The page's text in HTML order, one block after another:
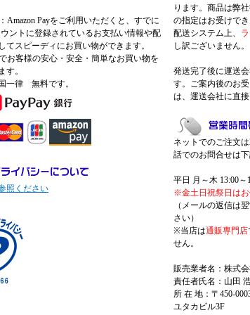
Amazon Payをご利用いただくと、すでに
ウントに登録されているお支払い情報や配
てスピーディにお買い物ができます。
お客様の安心・安全・簡単なお買い物を
す。
一律 無料です。
照ください
ります。商品は弊
の指定はお受けでき
配送システム上、
し訳ございません。
発送完了後に運送
す。ご案内後のお
は、運送会社に直接
ネットでのご注文
話でのお問合せは
平日 月～木 13:00～
※金土日祝祭日はお
（メールの返信は
さい）
※当店は通販専門店
せん。
販売業者名：株式
責任者氏名：山田
所 在 地：〒450-
ユタカビル3F